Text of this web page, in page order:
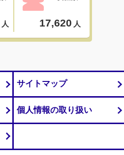
サイトマップ
個人情報の取り扱い